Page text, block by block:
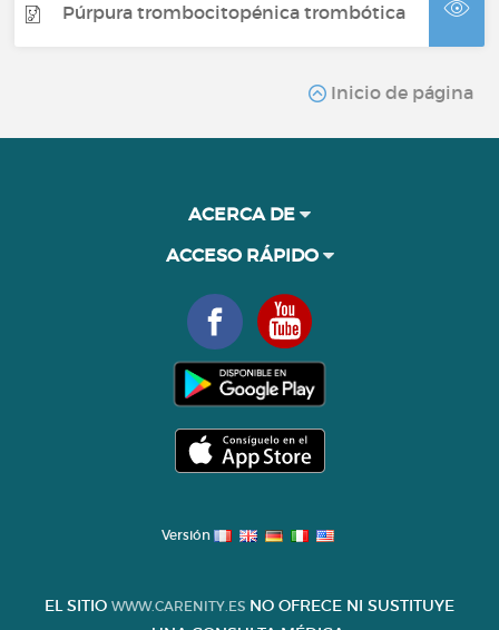
Púrpura trombocitopénica trombótica
Inicio de página
ACERCA DE
ACCESO RÁPIDO
Versión
EL SITIO WWW.CARENITY.ES NO OFRECE NI SUSTITUYE